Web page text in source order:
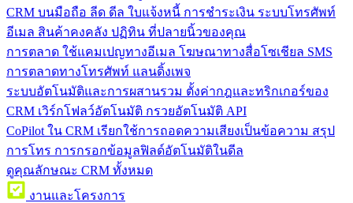
CRM บนมือถือ ลีด ดีล ใบแจ้งหนี้ การชำระเงิน ระบบโทรศัพท์
อีเมล สินค้าคงคลัง ปฏิทิน ที่ปลายนิ้วของคุณ
การตลาด ใช้แคมเปญทางอีเมล โฆษณาทางสื่อโซเชียล SMS
การตลาดทางโทรศัพท์ แลนดิ้งเพจ
ระบบอัตโนมัติและการผสานรวม ตั้งค่ากฎและทริกเกอร์ของ
CRM เวิร์กโฟลว์อัตโนมัติ กรวยอัตโนมัติ API
CoPilot ใน CRM เรียกใช้การถอดความเสียงเป็นข้อความ สรุป
การโทร การกรอกข้อมูลฟิลด์อัตโนมัติในดีล
ดูคุณลักษณะ CRM ทั้งหมด
งานและโครงการ